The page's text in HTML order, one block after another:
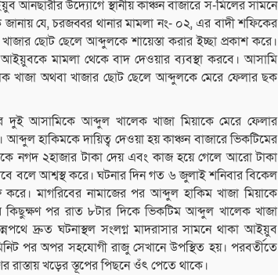
উদ্যোগে স্থানীয় কাঞ্চন বাজারে স-মিলের সামনে
যে, চরজব্বর থানার মামলা নং- ০২, এর বাদী শফিকের
ছোট ছেলে আব্দুলকে শায়েস্তা করার ইচ্ছা প্রকাশ করে।
মামলা থেকে বাদ দেওয়ার ব্যবস্থা করবে। আসামি
খাজা অথবা খাজার ছোট ছেলে আব্দুলকে মেরে ফেলার ছক
আসামিকে আব্দুল খালেক খাজা মিয়াকে মেরে ফেলার
হাকিমকে দায়িত্ব দেওয়া হয় কাঞ্চন বাজারে ভিকটিমের
নগদ ২হাজার টাকা দেয় এবং কাজ হয়ে গেলে আরো টাকা
বলে আশ্বস্থ করে। ঘটনার দিন গত ৬ জুলাই শনিবার বিকেল
মাগরিবের নামাজের পর আব্দুল হাকিম খাজা মিয়াকে
পর রাত ৮টার দিকে ভিকটিম আব্দুল খালেক খাজা
দ্রুত ঘটনাস্থল সংলগ্ন মাদরাসার সামনে থাকা আইয়ুব
পর অপর সহযোগী রাজু সেখানে উপস্থিত হয়। পরবর্তীতে
রাস্তায় খড়ের স্তূপের পিছনে ওঁৎ পেতে থাকে।